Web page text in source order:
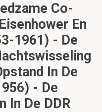
Co-
En
1961) - De
In De
- De
In De DDR